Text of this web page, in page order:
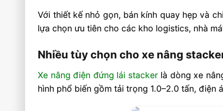
Xe nâng tay điện stacker có thay thế
nâng tay cơ không?
lạnh không?
Xe nâng tay điện stacker nên chọn tải
nhiêu?
Với thiết kế nhỏ gọn, bán kính quay hẹp và
lựa chọn ưu tiên cho các kho logistics, nhà
Nhiều tùy chọn cho xe nâng
Xe nâng điện đứng lái stackerlà dòng xe
hình phổ biến gồm tải trọng 1.0–2.0 tấn, điện